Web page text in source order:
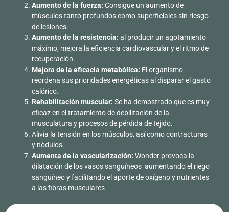
Aumento de la fuerza: Consigue un aumento de
músculos tanto profundos como superficiales sin riesgo
de lesiones.
Aumento de la resistencia: al producir un agotamiento
máximo, mejora la eficiencia cardiovascular y el ritmo de
recuperación.
Mejora de la eficacia metabólica: El organismo
reordena sus prioridades energéticas al disparar el gasto
calórico.
Rehabilitación muscular: Se ha demostrado que es muy
eficaz en el tratamiento de debilitación de la
musculatura y procesos de pérdida de tejido.
Alivia la tensión en los músculos, así como contracturas
y nódulos.
Aumenta de la vascularización: Wonder provoca la
dilatación de los vasos sanguíneos aumentando el riego
sanguíneo y facilitando el aporte de oxígeno y nutrientes
a las fibras musculares